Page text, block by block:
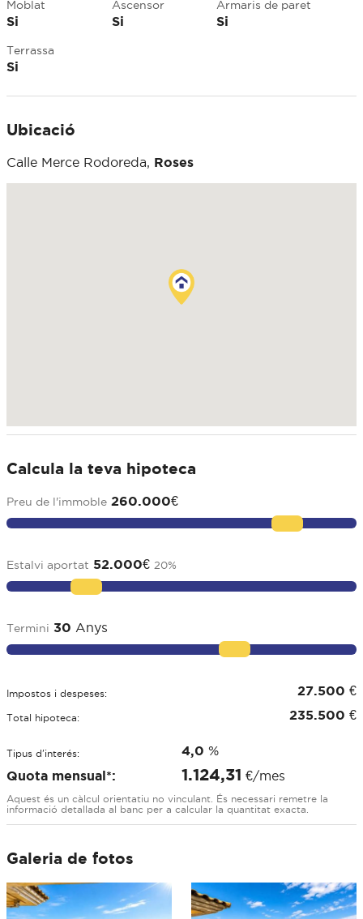
Moblat
Si
Ascensor
Si
Armaris de paret
Si
Terrassa
Si
Ubicació
Calle Merce Rodoreda, Roses
Calcula la teva hipoteca
Preu de l'immoble 260.000€
Estalvi aportat 52.000€ 20%
Termini 30 Anys
Impostos i despeses: 27.500 €
Total hipoteca: 235.500 €
Tipus d'interés: 4,0 %
Quota mensual*:
1.124,31 €/mes
Aquest és un càlcul orientatiu no vinculant. És necessari remetre la
informació detallada al banc per a calcular la quantitat exacta.
Galeria de fotos